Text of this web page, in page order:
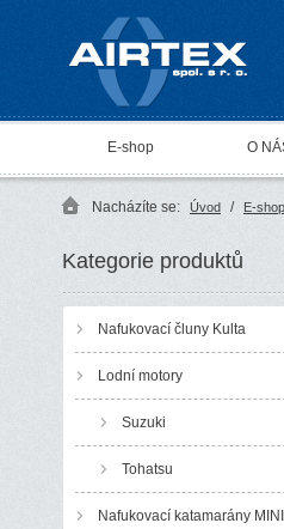
AIRTEX spol. s r. o.
E-shop O
Nacházíte se: Úvod / E-shop
Kategorie produktů
Nafukovací čluny Kulta
Lodní motory
Suzuki
Tohatsu
Nafukovací katamarány